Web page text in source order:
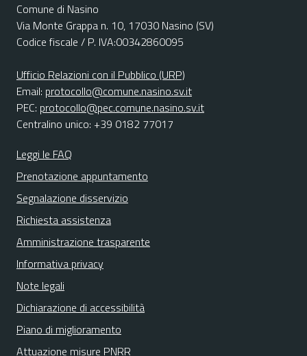
Comune di Nasino
Via Monte Grappa n. 10, 17030 Nasino (SV)
Codice fiscale / P. IVA:00342860095
Ufficio Relazioni con il Pubblico (URP)
Email: protocollo@comune.nasino.sv.it
PEC: protocollo@pec.comune.nasino.sv.it
Centralino unico: +39 0182 77017
Leggi le FAQ
Prenotazione appuntamento
Segnalazione disservizio
Richiesta assistenza
Amministrazione trasparente
Informativa privacy
Note legali
Dichiarazione di accessibilità
Piano di miglioramento
Attuazione misure PNRR